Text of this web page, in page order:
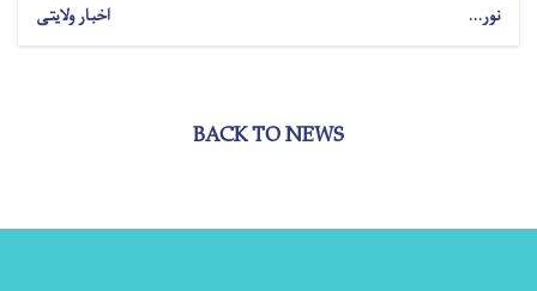
نور... اخبار ولایتی
BACK TO NEWS